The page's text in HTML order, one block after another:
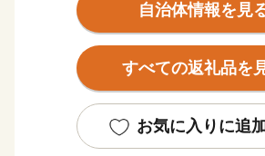
利府町には日本三景の一角をなす表
書館・公民館・ホール・カフェが一
施設リフノス、東北最大規模の商業
となった宮城スタジアム（グランデ
積が日本一のJR東日本新幹線総合車
自治体情報を見
すべての返礼品を
お気に入りに追